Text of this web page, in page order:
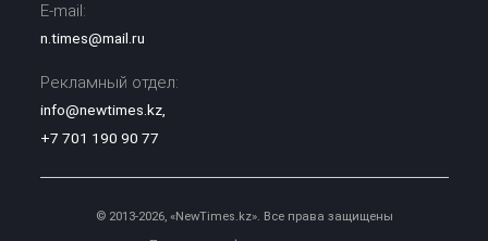
E-mail:
n.times@mail.ru
Рекламный отдел:
info@newtimes.kz,
+7 701 190 90 77
© 2013-2026, «NewTimes.kz». Все права защищены